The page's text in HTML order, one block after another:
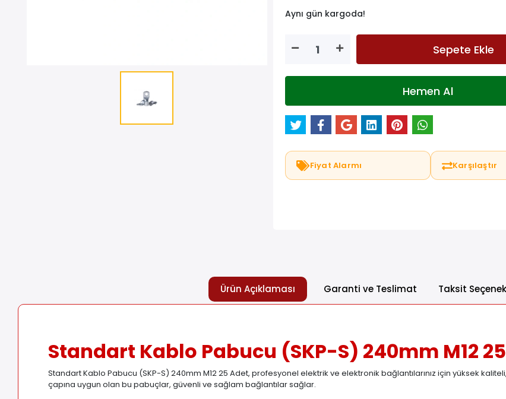
Aynı gün kargoda!
Sepete Ekle
Hemen Al
Fiyat Alarmı Karşılaştır
Ürün Açıklaması Garanti ve Teslimat Taksit
Standart Kablo Pabucu (SKP-S) 240mm M12
Standart Kablo Pabucu (SKP-S) 240mm M12 25 Adet, profesyonel elektrik ve elektronik bağlantılarınız için yüksek
çapına uygun olan bu pabuçlar, güvenli ve sağlam bağlantılar sağlar.